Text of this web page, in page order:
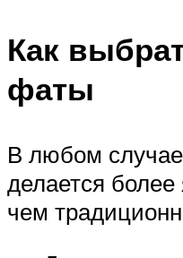
Как
фаты
В любом
делается
чем